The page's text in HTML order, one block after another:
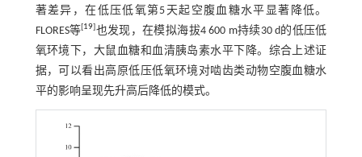
著差异，在低压低氧第5天起空腹血糖水平显著降低。
FLORES等[19]也发现，在模拟海拔4 600 m持续30 d的低压低
氧环境下，大鼠血糖和血清胰岛素水平下降。综合上述证
据，可以看出高原低压低氧环境对啮齿类动物空腹血糖水
平的影响呈现先升高后降低的模式。